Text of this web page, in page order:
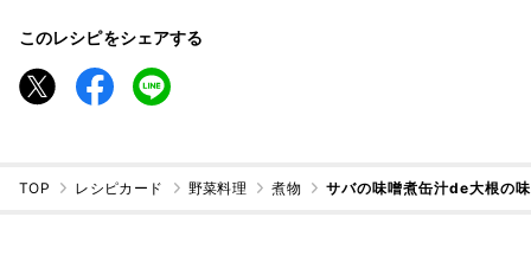
このレシピをシェアする
TOP レシピカード 野菜料理 煮物 サバの味噌煮缶汁de大根の